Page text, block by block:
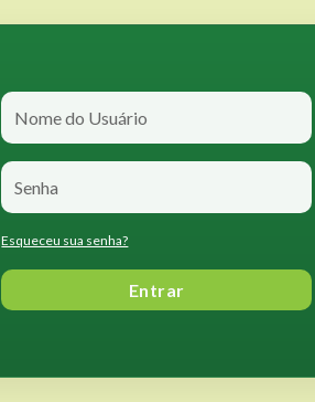
Esqueceu sua senha?
Entrar